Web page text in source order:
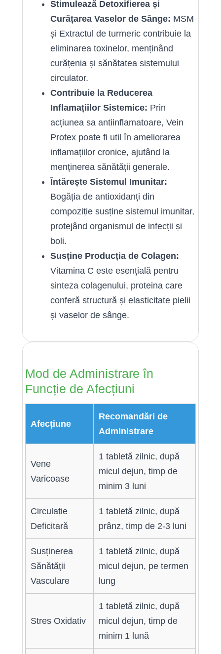
Stimulează Detoxifierea și
Curățarea Vaselor de Sânge: MSM
și Extractul de turmeric contribuie la
eliminarea toxinelor, menținând
curățenia și sănătatea sistemului
circulator.
Contribuie la Reducerea
Inflamațiilor Sistemice: Prin
acțiunea sa antiinflamatoare, Vein
Protex poate fi util în ameliorarea
inflamațiilor cronice, ajutând la
menținerea sănătății generale.
Întărește Sistemul Imunitar:
Bogăția de antioxidanți din
compoziție susține sistemul imunitar,
protejând organismul de infecții și
boli.
Susține Producția de Colagen:
Vitamina C este esențială pentru
sinteza colagenului, proteina care
conferă structură și elasticitate pielii
și vaselor de sânge.
Mod de Administrare în
Funcție de Afecțiuni
Afecțiune
Recomandări de
Administrare
Vene
Varicoase
1 tabletă zilnic, după
micul dejun, timp de
minim 3 luni
Circulație
Deficitară
1 tabletă zilnic, după
prânz, timp de 2-3 luni
Susținerea
Sănătății
Vasculare
1 tabletă zilnic, după
micul dejun, pe termen
lung
Stres Oxidativ
1 tabletă zilnic, după
micul dejun, timp de
minim 1 lună